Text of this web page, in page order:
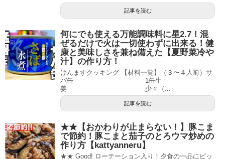
記事を読む
何にでも使える万能調味料に星2.7！混
ぜるだけで火は一切使わずに出来る！健
康と美味しさを兼ね備えた【夏野菜冷や
汁】の作り方！
けんますクッキング 【材料一覧】（３〜４人前）サ
バ缶 1缶生
姜 少々（...
記事を読む
★★【おかわりが止まらない！】豚こま
で節約！豚こまと茄子のとろウマ炒めの
作り方【kattyanneru】
★★ Good! ローテーション入り！夕食の一品にピッ